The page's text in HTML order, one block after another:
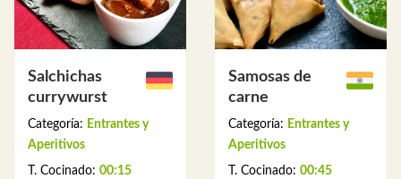
Salchichas
currywurst
Categoría: Entrantes y
Aperitivos
T. Cocinado: 00:15
Samosas de
carne
Categoría: Entrantes y
Aperitivos
T. Cocinado: 00:45